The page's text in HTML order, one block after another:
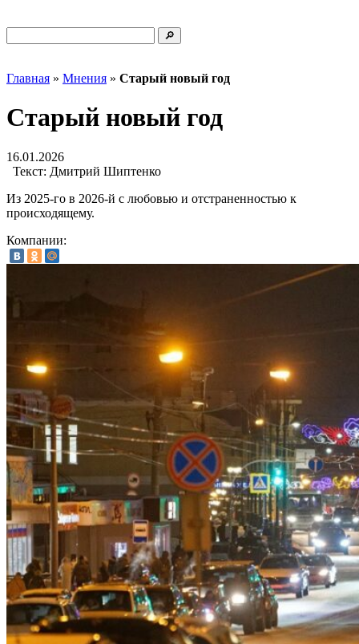
Главная » Мнения » Старый новый год
Старый новый год
16.01.2026
Текст: Дмитрий Шиптенко
Из 2025-го в 2026-й с любовью и отстраненностью к
происходящему.
Компании: